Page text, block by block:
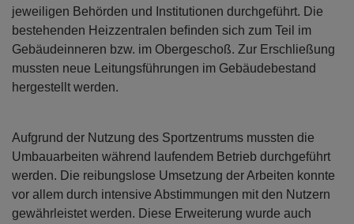
jeweiligen Behörden und Institutionen durchgeführt. Die
bestehenden Heizzentralen beﬁnden sich zum Teil im
Gebäudeinneren bzw. im Obergeschoß. Zur Erschließung
mussten neue Leitungsführungen im Gebäudebestand
hergestellt werden.
Aufgrund der Nutzung des Sportzentrums mussten die
Umbauarbeiten während laufendem Betrieb durchgeführt
werden. Die reibungslose Umsetzung der Arbeiten konnte
vor allem durch intensive Abstimmungen mit den Nutzern
gewährleistet werden. Diese Erweiterung wurde auch